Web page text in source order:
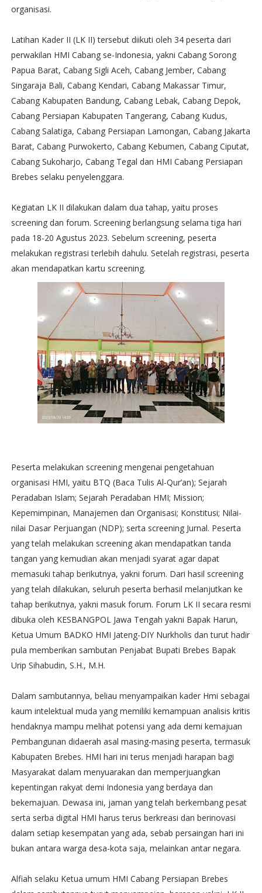
organisasi.
Latihan Kader II (LK II) tersebut diikuti oleh 34 peserta dari
perwakilan HMI Cabang se-Indonesia, yakni Cabang Sorong
Papua Barat, Cabang Sigli Aceh, Cabang Jember, Cabang
Singaraja Bali, Cabang Kendari, Cabang Makassar Timur,
Cabang Kabupaten Bandung, Cabang Lebak, Cabang Depok,
Cabang Persiapan Kabupaten Tangerang, Cabang Kudus,
Cabang Salatiga, Cabang Persiapan Lamongan, Cabang Jakarta
Barat, Cabang Purwokerto, Cabang Kebumen, Cabang Ciputat,
Cabang Sukoharjo, Cabang Tegal dan HMI Cabang Persiapan
Brebes selaku penyelenggara.
Kegiatan LK II dilakukan dalam dua tahap, yaitu proses
screening dan forum. Screening berlangsung selama tiga hari
pada 18-20 Agustus 2023. Sebelum screening, peserta
melakukan registrasi terlebih dahulu. Setelah registrasi, peserta
akan mendapatkan kartu screening.
Peserta melakukan screening mengenai pengetahuan
organisasi HMI, yaitu BTQ (Baca Tulis Al-Qur’an); Sejarah
Peradaban Islam; Sejarah Peradaban HMI; Mission;
Kepemimpinan, Manajemen dan Organisasi; Konstitusi; Nilai-
nilai Dasar Perjuangan (NDP); serta screening Jurnal. Peserta
yang telah melakukan screening akan mendapatkan tanda
tangan yang kemudian akan menjadi syarat agar dapat
memasuki tahap berikutnya, yakni forum. Dari hasil screening
yang telah dilakukan, seluruh peserta berhasil melanjutkan ke
tahap berikutnya, yakni masuk forum. Forum LK II secara resmi
dibuka oleh KESBANGPOL Jawa Tengah yakni Bapak Harun,
Ketua Umum BADKO HMI Jateng-DIY Nurkholis dan turut hadir
pula memberikan sambutan Penjabat Bupati Brebes Bapak
Urip Sihabudin, S.H., M.H.
Dalam sambutannya, beliau menyampaikan kader Hmi sebagai
kaum intelektual muda yang memiliki kemampuan analisis kritis
hendaknya mampu melihat potensi yang ada demi kemajuan
Pembangunan didaerah asal masing-masing peserta, termasuk
Kabupaten Brebes. HMI hari ini terus menjadi harapan bagi
Masyarakat dalam menyuarakan dan memperjuangkan
kepentingan rakyat demi Indonesia yang berdaya dan
bekemajuan. Dewasa ini, jaman yang telah berkembang pesat
serta serba digital HMI harus terus berkreasi dan berinovasi
dalam setiap kesempatan yang ada, sebab persaingan hari ini
bukan antara warga desa-kota saja, melainkan antar negara.
Alfiah selaku Ketua umum HMI Cabang Persiapan Brebes